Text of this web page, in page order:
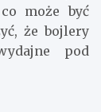
może być
że bojlery
pod